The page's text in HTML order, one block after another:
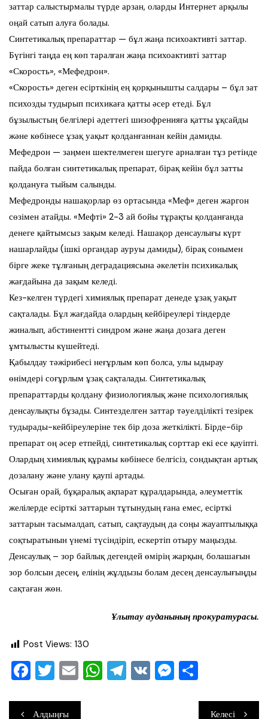
заттар салыстырмалы түрде арзан, оларды Интернет арқылы
оңай сатып алуға болады.
Синтетикалық препараттар — бұл жаңа психоактивті заттар.
Бүгінгі таңда ең көп таралған жаңа психоактивті заттар
«Скорость», «Мефедрон».
«Скорость» деген есірткінің ең қорқынышты салдары – бұл зат
психозды тудырып психикаға қатты әсер етеді. Бұл
бұзылыстың белгілері әдеттегі шизофренияға қатты ұқсайды
және көбінесе ұзақ уақыт қолданғаннан кейін дамиды.
Мефедрон — заңмен шектелмеген шегуге арналған тұз ретінде
пайда болған синтетикалық препарат, бірақ кейін бұл затты
қолдануға тыйым салынды.
Мефедронды нашақорлар өз ортасында «Меф» деген жаргон
сөзімен атайды. «Мефті» 2-3 ай бойы тұрақты қолданғанда
денеге қайтымсыз зақым келеді. Нашақор денсаулығы күрт
нашарлайды (ішкі органдар ауруы дамиды), бірақ сонымен
бірге жеке тұлғаның деградациясына әкелетін психикалық
жағдайына да зақым келеді.
Кез-келген түрдегі химиялық препарат денеде ұзақ уақыт
сақталады. Бұл жағдайда олардың кейбіреулері тіндерде
жиналып, абстинентті синдром және жаңа дозаға деген
ұмтылысты күшейтеді.
Қабылдау тәжірибесі неғұрлым көп болса, улы ыдырау
өнімдері соғұрлым ұзақ сақталады. Синтетикалық
препараттарды қолдану физиологиялық және психологиялық
денсаулықты бұзады. Синтезделген заттар тәуелділікті тезірек
тудырады-кейбіреулеріне тек бір доза жеткілікті. Бірде-бір
препарат оң әсер етпейді, синтетикалық сорттар екі есе қауіпті.
Олардың химиялық құрамы көбінесе белгісіз, сондықтан артық
дозалану және улану қаупі артады.
Осыған орай, бұқаралық ақпарат құралдарында, әлеуметтік
желілерде есірткі заттарын тұтынудың ғана емес, есірткі
заттарын тасымалдап, сатып, сақтаудың да соңы жауаптылыққа
соқтыратынын үнемі түсіндіріп, ескертіп отыру маңызды.
Денсаулық – зор байлық дегендей өмірің жарқын, болашағын
зор болсын десең, елінің жұлдызы болам десең денсаулығыңды
сақтаған жөн.
Ұлытау ауданының прокуратурасы.
Post Views: 130
F
c
T
tt
E
ai
W T V M
ра
Навигация
Алдыңғы Келесі